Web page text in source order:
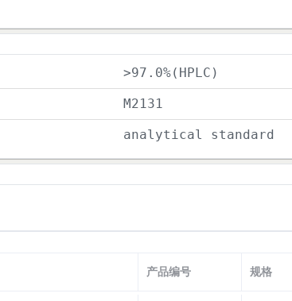
>97.0%(HPLC)
M2131
analytical standard
产品编号 规格